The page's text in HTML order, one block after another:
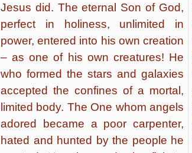
Jesus did. The eternal Son of God,
perfect in holiness, unlimited in
power, entered into his own cre­ation
– as one of his own creatures! He
who formed the stars and galax­ies
accepted the confines of a mortal,
limited body. The One whom angels
adored became a poor carpenter,
hated and hunted by the people he